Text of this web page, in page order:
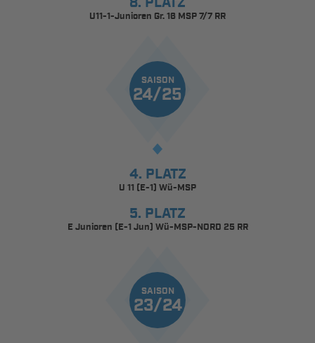
U11-1-Junioren Gr. 16 MSP 7/7 RR
SAISON
24/25
4. PLATZ
U 11 (E-1) Wü-MSP
5. PLATZ
E Junioren (E-1 Jun) Wü-MSP-NORD 25 RR
SAISON
23/24